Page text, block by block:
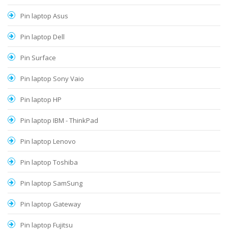
Pin laptop Asus
Pin laptop Dell
Pin Surface
Pin laptop Sony Vaio
Pin laptop HP
Pin laptop IBM - ThinkPad
Pin laptop Lenovo
Pin laptop Toshiba
Pin laptop SamSung
Pin laptop Gateway
Pin laptop Fujitsu